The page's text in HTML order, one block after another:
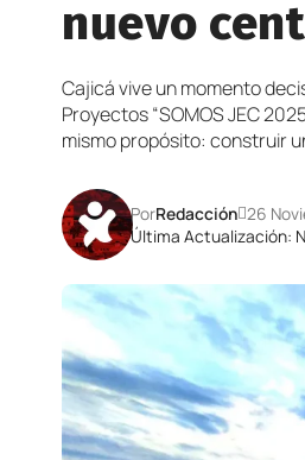
nuevo
Cajicá vive un momento
Proyectos “SOMOS JEC
mismo propósito: construir
Última Actualización:
PorRedacción 26